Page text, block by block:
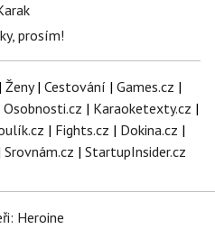
prosím!
| Ženy| Cestování | Games.cz |
Osobnosti.cz | Karaoketexty.cz |
| Fights.cz | Dokina.cz |
Srovnám.cz | StartupInsider.cz
Heroine